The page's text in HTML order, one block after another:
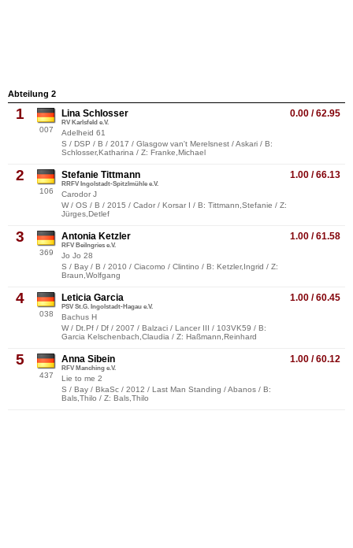
Abteilung 2
1
007
0.00 / 62.95
Lina Schlosser
RV Karlsfeld e.V.
Adelheid 61
S / DSP / B / 2017 / Glasgow van't Merelsnest / Askari / B:
Schlosser,Katharina / Z: Franke,Michael
2
106
1.00 / 66.13
Stefanie Tittmann
RRFV Ingolstadt-Spitzlmühle e.V.
Carodor J
W / OS / B / 2015 / Cador / Korsar I / B: Tittmann,Stefanie / Z:
Jürges,Detlef
3
369
1.00 / 61.58
Antonia Ketzler
RFV Beilngries e.V.
Jo Jo 28
S / Bay / B / 2010 / Ciacomo / Clintino / B: Ketzler,Ingrid / Z:
Braun,Wolfgang
4
038
1.00 / 60.45
Leticia Garcia
PSV St.G. Ingolstadt-Hagau e.V.
Bachus H
W / Dt.Pf / Df / 2007 / Balzaci / Lancer III / 103VK59 / B:
Garcia Kelschenbach,Claudia / Z: Haßmann,Reinhard
5
437
1.00 / 60.12
Anna Sibein
RFV Manching e.V.
Lie to me 2
S / Bay / BkaSc / 2012 / Last Man Standing / Abanos / B:
Bals,Thilo / Z: Bals,Thilo